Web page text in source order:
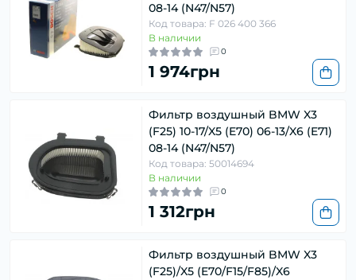
08-14 (N47/N57)
Код товара: F 026 400 366
В наличии
0
1 974грн
Фильтр воздушный BMW X3
(F25) 10-17/X5 (E70) 06-13/X6 (E71)
08-14 (N47/N57)
Код товара: 50014694
В наличии
0
1 312грн
Фильтр воздушный BMW X3
(F25)/X5 (E70/F15/F85)/X6